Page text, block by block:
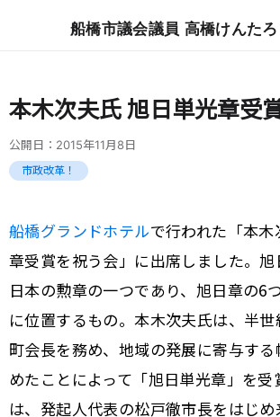
船橋市議会議員 高橋けんたろ
本木次夫氏 旭日単光章受
公開日： 2015年11月8日
市政改革！
船橋グランドホテルで行われた「本
章受賞を祝う会」に出席しました。旭
日本の勲章の一つであり、旭日章の6
に位置するもの。本木次夫氏は、半世
町会長を務め、地域の発展に寄与す
めたことによって「旭日単光章」を受
は、発起人代表の松戸徹市長をはじ